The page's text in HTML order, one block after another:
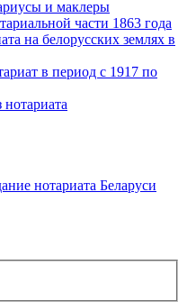
и маклеры
части 1863 года
на белорусских землях в
в период с 1917 по
нотариата Беларуси